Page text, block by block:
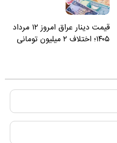
قیمت دینار عراق امروز ۱۲ مرداد
۱۴۰۵؛ اختلاف ۲ میلیون تومانی